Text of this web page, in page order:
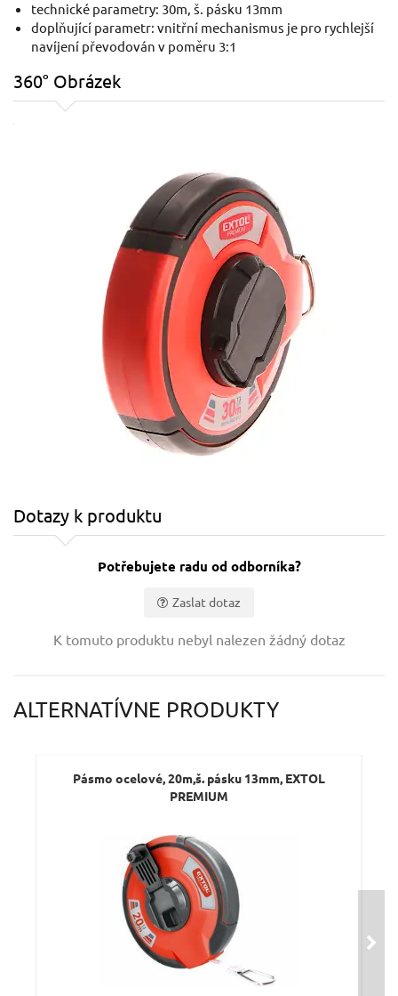
technické parametry: 30m, š. pásku 13mm
doplňující parametr: vnitřní mechanismus je pro rychlejší
navíjení převodován v poměru 3:1
360° Obrázek
Dotazy k produktu
Potřebujete radu od odborníka?
Zaslat dotaz
K tomuto produktu nebyl nalezen žádný dotaz
ALTERNATÍVNE PRODUKTY
Pásmo ocelové, 20m,š. pásku 13mm, EXTOL
PREMIUM